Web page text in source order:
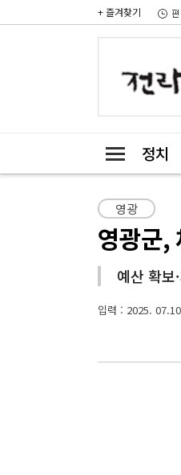
+ 즐겨찾기
정치
영광
영광군,
예산 확보
입력 : 2025.